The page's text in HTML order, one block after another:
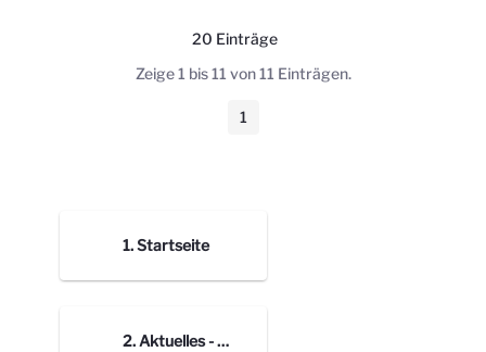
20 Einträge
Pro Seite
Zeige 1 bis 11 von 11 Einträgen.
Seite
1
1. Startseite
2. Aktuelles - Bilder Blogbeiträge